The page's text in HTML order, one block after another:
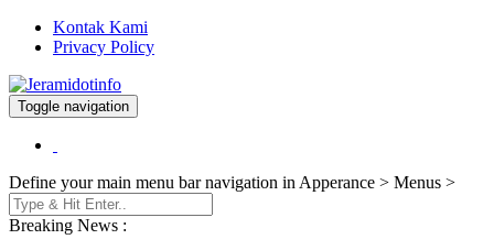
Kontak Kami
Privacy Policy
Jeramidotinfo
Berita dan Informasi Terkini
Toggle navigation
Define your main menu bar navigation in Apperance > Menus >
Breaking News :